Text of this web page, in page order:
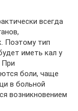
всегда
Поэтому тип
иметь кал у
При
боли, чаще
в больной
возникновением